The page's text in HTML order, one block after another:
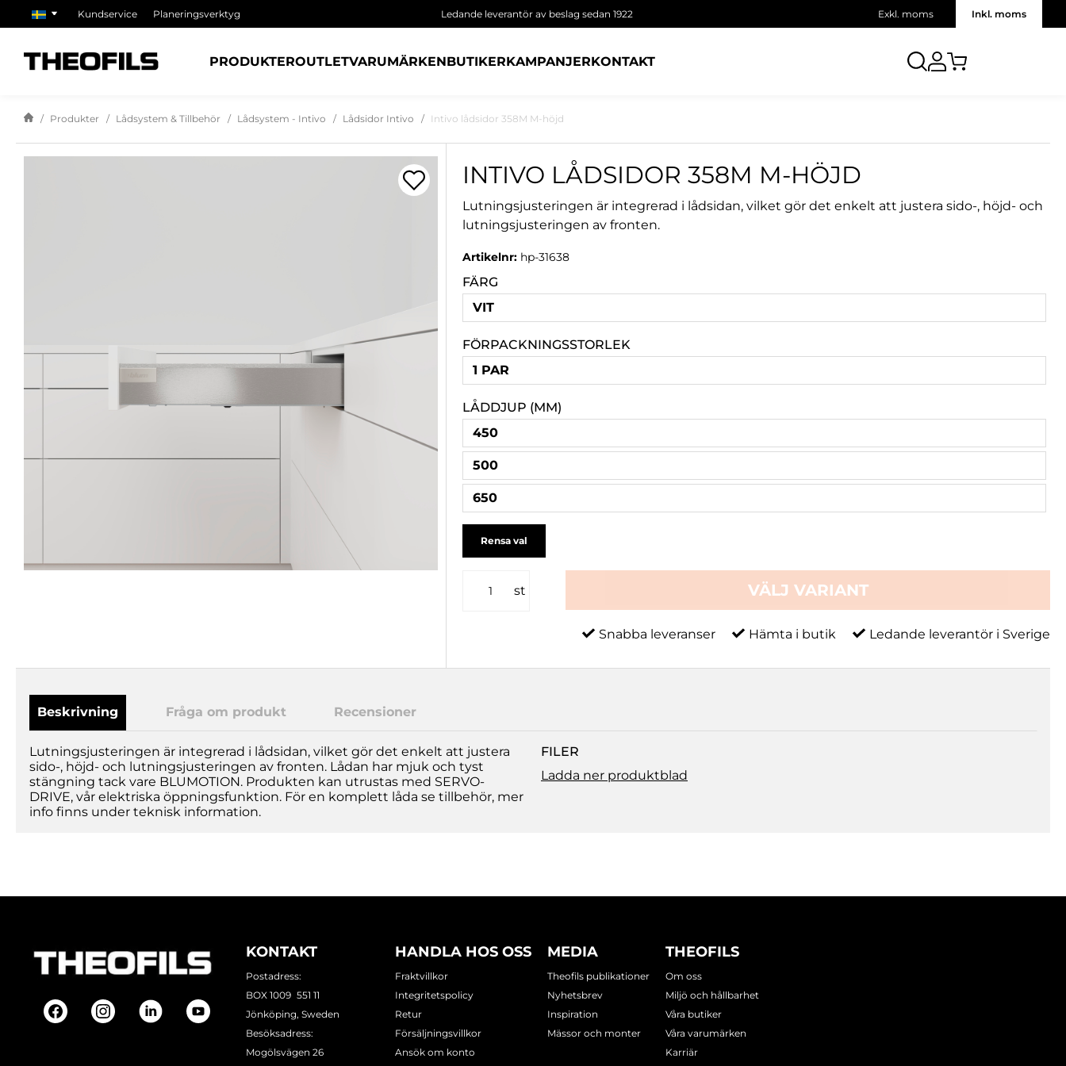
Kundservice Planeringsverktyg Ledande leverantör av beslag sedan 1922 Exkl. moms Inkl. moms
PRODUKTEROUTLETVARUMÄRKENBUTIKERKAMPANJERKONTAKT
Produkter Lådsystem & Tillbehör Lådsystem - Intivo Lådsidor Intivo Intivo lådsidor 358M M-höjd
INTIVO LÅDSIDOR 358M M-HÖJD
Lutningsjusteringen är integrerad i lådsidan, vilket gör det enkelt att justera sido-, höjd- och
lutningsjusteringen av fronten.
Artikelnr: hp-31638
FÄRG
VIT
FÖRPACKNINGSSTORLEK
1 PAR
LÅDDJUP (MM)
450
500
650
Rensa val
st VÄLJ VARIANT
Snabba leveranser Hämta i butik Ledande leverantör i Sverige
Beskrivning Fråga om produkt Recensioner
Lutningsjusteringen är integrerad i lådsidan, vilket gör det enkelt att justera
sido-, höjd- och lutningsjusteringen av fronten. Lådan har mjuk och tyst
stängning tack vare BLUMOTION. Produkten kan utrustas med SERVO-
DRIVE, vår elektriska öppningsfunktion. För en komplett låda se tillbehör, mer
info finns under teknisk information.
FILER
Ladda ner produktblad
KONTAKT
Postadress:
BOX 1009 551 11
Jönköping, Sweden
Besöksadress:
Mogölsvägen 26
HANDLA HOS OSS
Fraktvillkor
Integritetspolicy
Retur
Försäljningsvillkor
Ansök om konto
MEDIA
Theofils publikationer
Nyhetsbrev
Inspiration
Mässor och monter
THEOFILS
Om oss
Miljö och hållbarhet
Våra butiker
Våra varumärken
Karriär